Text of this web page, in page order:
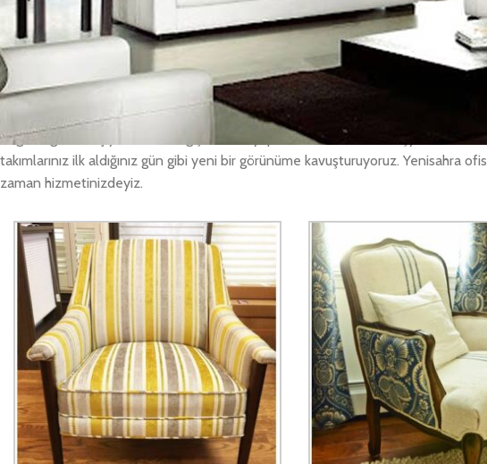
yaptırabilirsiniz. Yaptığımız tüm işlemleri, söz verdiğimiz tarihte ücretsiz nakliye
Ofis koltuk tamiri işleri
Yenisahra Ofis Koltuk Tamiri olarak, ofisinizde ve evinizde kullandığınız
yerinizden alıyoruz. Değişiklik yapılması istediğiniz Yenisahra ofis koltuğu
beğendiğinizi seçiyorsunuz, değişimini de yaptıktan sonra evinize/işyerinize
takımlarınız ilk aldığınız gün gibi yeni bir görünüme kavuşturuyoruz. Yenisahra
zaman hizmetinizdeyiz.